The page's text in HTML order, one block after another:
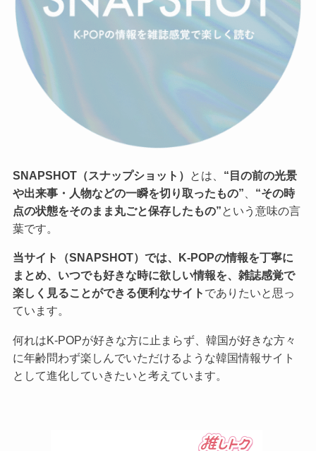
SNAPSHOT（スナップショット） とは、 “目の前の光景
や出来事・人物などの一瞬を切り取ったもの”
“その時
点の状態をそのまま丸ごと保存したもの”という意味の言
葉です。
当サイト（SNAPSHOT）では、K-POPの情報を丁寧に
まとめ、いつでも好きな時に欲しい情報を、雑誌感覚で
楽しく見ることができる便利なサイト でありたいと思っ
ています。
何れはK-POPが好きな方に止まらず、韓国が好きな方々
に年齢問わず楽しんでいただけるような韓国情報サイト
として進化していきたいと考えています。